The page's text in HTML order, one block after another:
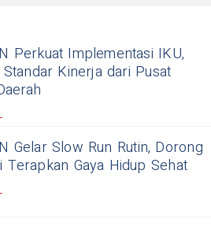
Perkuat Implementasi IKU,
Standar Kinerja dari Pusat
Gelar Slow Run Rutin, Dorong
Terapkan Gaya Hidup Sehat